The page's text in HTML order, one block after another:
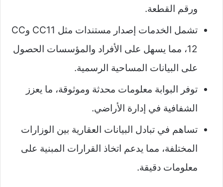
ورقم القطعة.
تشمل الخدمات إصدار مستندات مثل CC11 وCC
12، مما يسهل على الأفراد والمؤسسات الحصول
على البيانات المساحية الرسمية.
توفر البوابة معلومات محدثة وموثوقة، ما يعزز
الشفافية في إدارة الأراضي.
تساهم في تبادل البيانات العقارية بين الوزارات
المختلفة، مما يدعم اتخاذ القرارات المبنية على
معلومات دقيقة.